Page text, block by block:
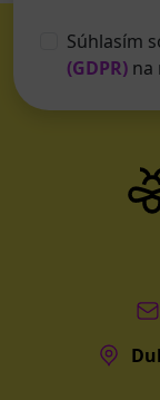
Súhlasím
(GDPR) na